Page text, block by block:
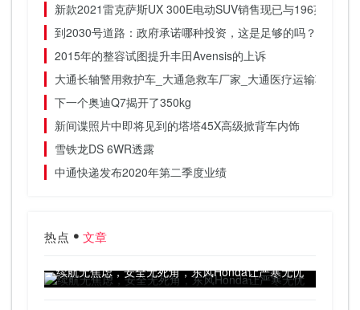
新款2021雷克萨斯UX 300E电动SUV销售现已与196英里的
到2030号道路：政府承诺哪种投资，这是足够的吗？
2015年的整容试图提升丰田Avensis的上诉
大通长轴警用救护车_大通急救车厂家_大通医疗运输车价格
下一个奥迪Q7揭开了350kg
新间谍照片中即将见到的塔塔45X高级掀背车内饰
雪铁龙DS 6WR透露
中通快递发布2020年第二季度业绩
热点 文章
续航无焦虑，安全无死角，东风Honda让严寒无忧